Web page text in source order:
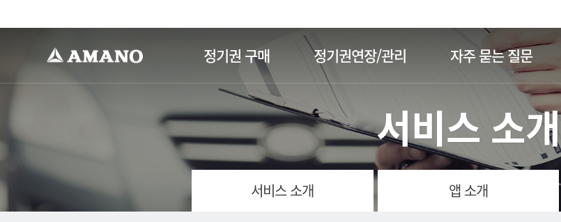
정기권 구매 정기권연장/관리 자주 묻는 질문
서비스 소개
서비스 소개 앱 소개